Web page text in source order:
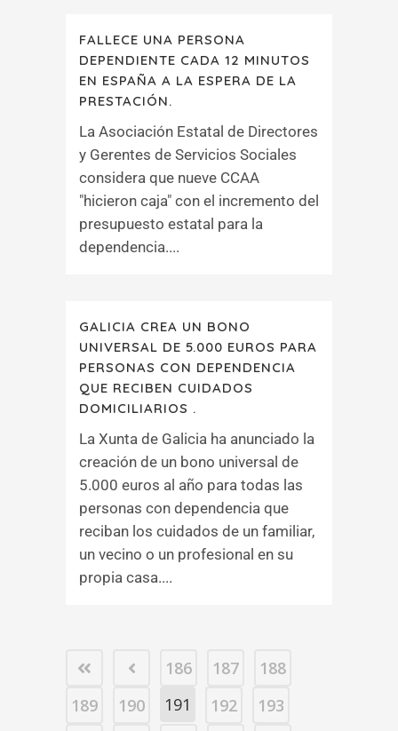
FALLECE UNA PERSONA
DEPENDIENTE CADA 12 MINUTOS
EN ESPAÑA A LA ESPERA DE LA
PRESTACIÓN.
La Asociación Estatal de Directores
y Gerentes de Servicios Sociales
considera que nueve CCAA
"hicieron caja" con el incremento del
presupuesto estatal para la
dependencia....
GALICIA CREA UN BONO
UNIVERSAL DE 5.000 EUROS PARA
PERSONAS CON DEPENDENCIA
QUE RECIBEN CUIDADOS
DOMICILIARIOS .
La Xunta de Galicia ha anunciado la
creación de un bono universal de
5.000 euros al año para todas las
personas con dependencia que
reciban los cuidados de un familiar,
un vecino o un profesional en su
propia casa....
186 187
188
189
190 191 192
193